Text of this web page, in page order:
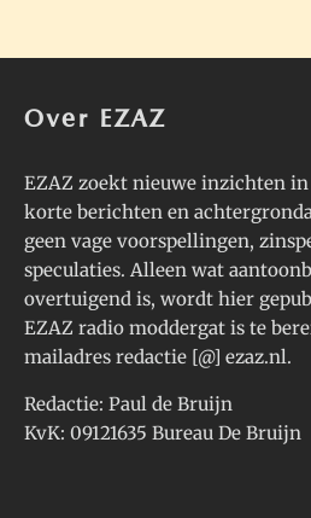
Over EZAZ
EZAZ zoekt nieuwe inzichten in
korte berichten en
geen vage voorspellingen,
speculaties. Alleen wat
overtuigend is, wordt hier
EZAZ radio moddergat is te
mailadres redactie [@] ezaz.nl.
Redactie: Paul de Bruijn
KvK: 09121635 Bureau De Bruijn